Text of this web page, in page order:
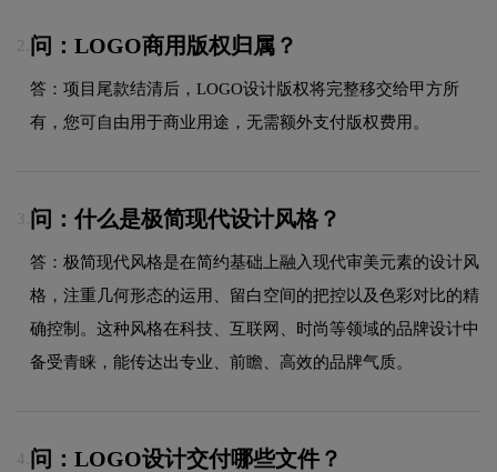
2. 问：LOGO商用版权归属？
答：项目尾款结清后，LOGO设计版权将完整移交给甲方所
有，您可自由用于商业用途，无需额外支付版权费用。
3. 问：什么是极简现代设计风格？
答：极简现代风格是在简约基础上融入现代审美元素的设计风
格，注重几何形态的运用、留白空间的把控以及色彩对比的精
确控制。这种风格在科技、互联网、时尚等领域的品牌设计中
备受青睐，能传达出专业、前瞻、高效的品牌气质。
4. 问：LOGO设计交付哪些文件？